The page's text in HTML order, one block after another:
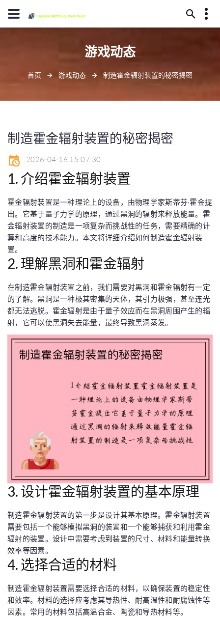
13594780370
毕节市代耳山145号
游戏动态
首页 游戏动态 制造霍金辐射装置的秘密揭密
制造霍金辐射装置的秘密揭密
2026-04-16 15:07:30
1. 介绍霍金辐射装置
霍金辐射装置是一种理论上的设备，由物理学家斯蒂芬·霍金提
出。它基于量子力学的原理，通过黑洞的辐射来释放能量。霍
金辐射装置的制造是一项复杂而挑战性的任务，需要精确的计
算和高度的技术能力。本文将详细介绍如何制造霍金辐射装
置。
2. 理解黑洞和霍金辐射
在制造霍金辐射装置之前，我们需要对黑洞和霍金辐射有一定
的了解。黑洞是一种极其密集的天体，其引力极强，甚至连光
都无法逃脱。霍金辐射是由于量子效应而在黑洞周围产生的辐
射，它可以使黑洞失去能量，最终导致黑洞蒸发。
3. 设计霍金辐射装置的基本原理
制造霍金辐射装置的第一步是设计其基本原理。霍金辐射装置
需要包括一个能够模拟黑洞的装置和一个能够捕获和利用霍金
辐射的装置。设计中需要考虑到装置的尺寸、材料和能量转换
效率等因素。
4. 选择合适的材料
制造霍金辐射装置需要选择合适的材料，以确保装置的稳定性
和效率。材料的选择应考虑其导热性、耐高温性和耐腐蚀性等
因素。常用的材料包括高温合金、陶瓷和导热材料等。